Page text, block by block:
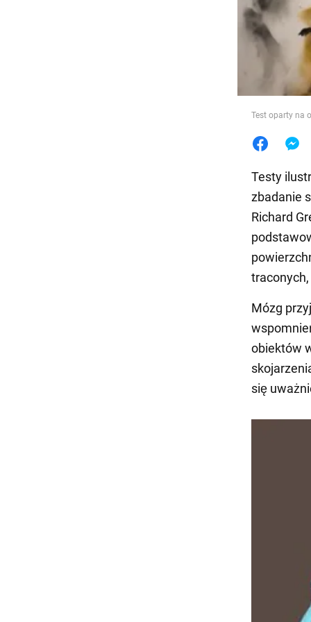
Test oparty na
Testy
zbadanie
Richard
Mózg
obiektów
się